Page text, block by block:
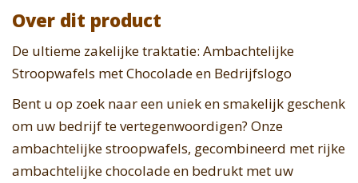
Over dit product
De ultieme zakelijke traktatie: Ambachtelijke
Stroopwafels met Chocolade en Bedrijfslogo
Bent u op zoek naar een uniek en smakelijk geschenk
om uw bedrijf te vertegenwoordigen? Onze
ambachtelijke stroopwafels, gecombineerd met rijke
ambachtelijke chocolade en bedrukt met uw